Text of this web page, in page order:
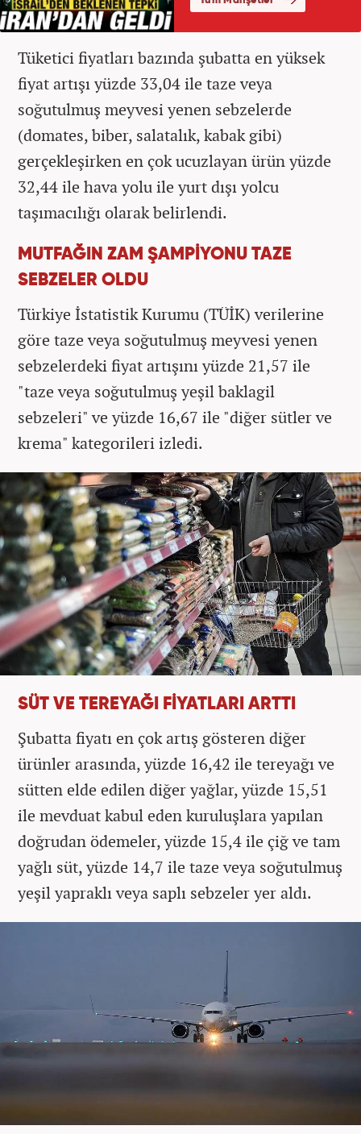
Tüketici fiyatları bazında şubatta en yüksek
fiyat artışı yüzde 33,04 ile taze veya
soğutulmuş meyvesi yenen sebzelerde
(domates, biber, salatalık, kabak gibi)
gerçekleşirken en çok ucuzlayan ürün yüzde
32,44 ile hava yolu ile yurt dışı yolcu
taşımacılığı olarak belirlendi.
MUTFAĞIN ZAM ŞAMPİYONU TAZE
SEBZELER OLDU
Türkiye İstatistik Kurumu (TÜİK) verilerine
göre taze veya soğutulmuş meyvesi yenen
sebzelerdeki fiyat artışını yüzde 21,57 ile
"taze veya soğutulmuş yeşil baklagil
sebzeleri" ve yüzde 16,67 ile "diğer sütler ve
krema" kategorileri izledi.
SÜT VE TEREYAĞI FİYATLARI ARTTI
Şubatta fiyatı en çok artış gösteren diğer
ürünler arasında, yüzde 16,42 ile tereyağı ve
sütten elde edilen diğer yağlar, yüzde 15,51
ile mevduat kabul eden kuruluşlara yapılan
doğrudan ödemeler, yüzde 15,4 ile çiğ ve tam
yağlı süt, yüzde 14,7 ile taze veya soğutulmuş
yeşil yapraklı veya saplı sebzeler yer aldı.